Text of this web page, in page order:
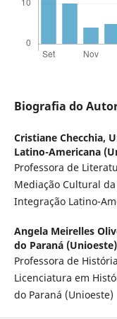
Biografia do
Cristiane Checchia,
Latino-Americana
Professora de
Mediação Cultural
Integração Latino-
Angela Meirelles
do Paraná (Unioeste)
Professora de
Licenciatura em
do Paraná (Unioeste)